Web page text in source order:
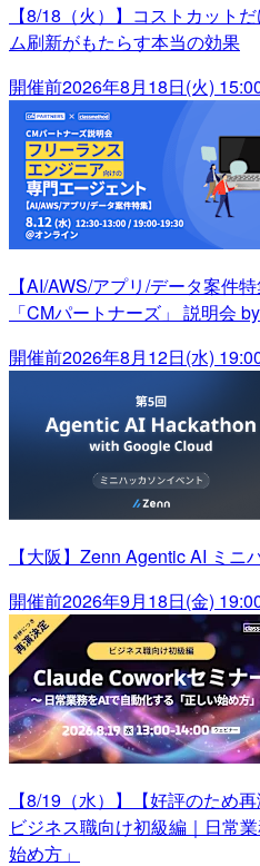
【8/18（火）】コストカット
ム刷新がもたらす本当の効果
開催前2026年8月18日(火)
【AI/AWS/アプリ/データ案件
「CMパートナーズ」 説明会
開催前2026年8月12日(水)
【大阪】Zenn Agentic AI ミ
開催前2026年9月18日(金)
【8/19（水）】【好評のため
ビジネス職向け初級編｜日常
始め方」